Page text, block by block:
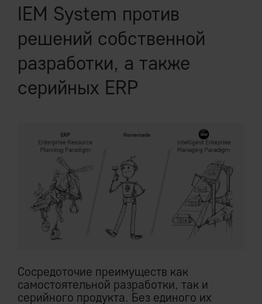
IEM System против
решений собственной
разработки, а также
серийных ERP
Cocредоточие преимуществ как
самостоятельной разработки, так и
серийного продукта. Без единого их